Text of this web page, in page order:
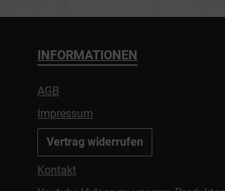
INFORMATIONEN
AGB
Impressum
Vertrag widerrufen
Kontakt